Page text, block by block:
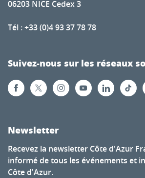
06203 NICE Cedex 3
Tél : +33 (0)4 93 37 78 78
Suivez-nous sur les réseaux
Newsletter
Recevez la newsletter Côte d'Azur
informé de tous les événements et
Côte d'Azur.